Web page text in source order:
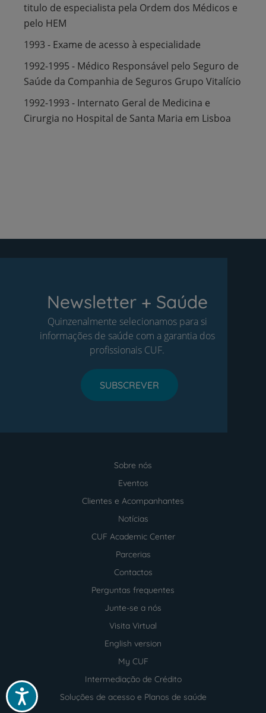
Acessibilidade
titulo de especialista pela Ordem dos Médicos e
pelo HEM
1993 - Exame de acesso à especialidade
1992-1995 - Médico Responsável pelo Seguro de
Saúde da Companhia de Seguros Grupo Vitalício
1992-1993 - Internato Geral de Medicina e
Cirurgia no Hospital de Santa Maria em Lisboa
Newsletter + Saúde
Quinzenalmente selecionamos para si
informações de saúde com a garantia dos
profissionais CUF.
SUBSCREVER
Sobre nós
Eventos
Clientes e Acompanhantes
Notícias
CUF Academic Center
Parcerias
Contactos
Perguntas frequentes
Junte-se a nós
Visita Virtual
English version
My CUF
Intermediação de Crédito
Soluções de acesso e Planos de saúde